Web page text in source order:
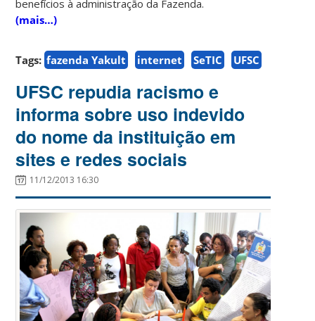
benefícios à administração da Fazenda.
(mais…)
Tags: fazenda Yakult internet SeTIC UFSC
UFSC repudia racismo e
informa sobre uso indevido
do nome da instituição em
sites e redes sociais
11/12/2013 16:30